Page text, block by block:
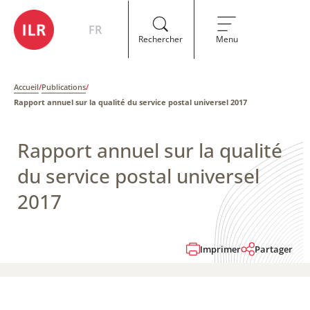
FR
Rechercher Menu
Accueil/Publications/
Rapport annuel sur la qualité du service postal universel 2017
Rapport annuel sur la qualité
du service postal universel
2017
Imprimer Partager